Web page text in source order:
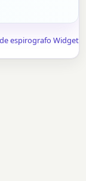
espirografo Widget